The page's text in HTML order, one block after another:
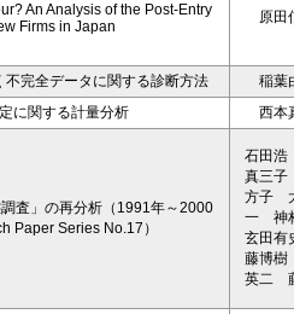
An Analysis of the Post-Entry
Firms in Japan
原田
完全データに関する診断方法
稲葉
に関する計量分析
西本
査」の再分析（1991年～2000
Paper Series No.17）
石田
真三
方子
一 神
玄田
藤博
英二